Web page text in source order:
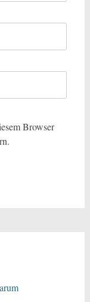
Browser